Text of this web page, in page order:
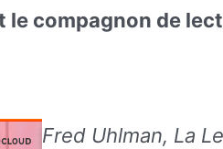
le compagnon de
Fred Uhlman, La